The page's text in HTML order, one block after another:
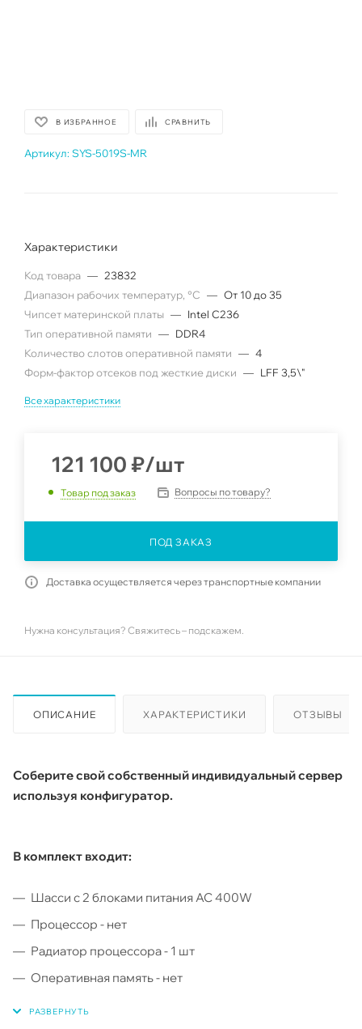
В ИЗБРАННОЕ СРАВНИТЬ
Артикул: SYS-5019S-MR
Характеристики
Код товара — 23832
Диапазон рабочих температур, °C — От 10 до 35
Чипсет материнской платы — Intel C236
Тип оперативной памяти — DDR4
Количество слотов оперативной памяти — 4
Форм-фактор отсеков под жесткие диски — LFF 3,5\"
Все характеристики
121 100 ₽/шт
Товар под заказ Вопросы по товару?
ПОД ЗАКАЗ
Доставка осуществляется через транспортные компании
Нужна консультация? Свяжитесь – подскажем.
ОПИСАНИЕ ХАРАКТЕРИСТИКИ ОТЗЫВЫ
Соберите свой собственный индивидуальный сервер
используя конфигуратор.
В комплект входит:
Шасси с 2 блоками питания АС 400W
Процессор - нет
Радиатор процессора - 1 шт
Оперативная память - нет
Жесткие диски: отсутствуют